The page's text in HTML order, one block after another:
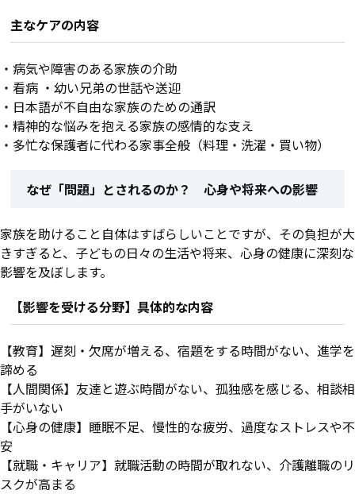
主なケアの内容
・病気や障害のある家族の介助
・看病 ・幼い兄弟の世話や送迎
・日本語が不自由な家族のための通訳
・精神的な悩みを抱える家族の感情的な支え
・多忙な保護者に代わる家事全般（料理・洗濯・買い物）
なぜ「問題」とされるのか？ 心身や将来への影響
家族を助けること自体はすばらしいことですが、その負担が大
きすぎると、子どもの日々の生活や将来、心身の健康に深刻な
影響を及ぼします。
【影響を受ける分野】具体的な内容
【教育】遅刻・欠席が増える、宿題をする時間がない、進学を
諦める
【人間関係】友達と遊ぶ時間がない、孤独感を感じる、相談相
手がいない
【心身の健康】睡眠不足、慢性的な疲労、過度なストレスや不
安
【就職・キャリア】就職活動の時間が取れない、介護離職のリ
スクが高まる